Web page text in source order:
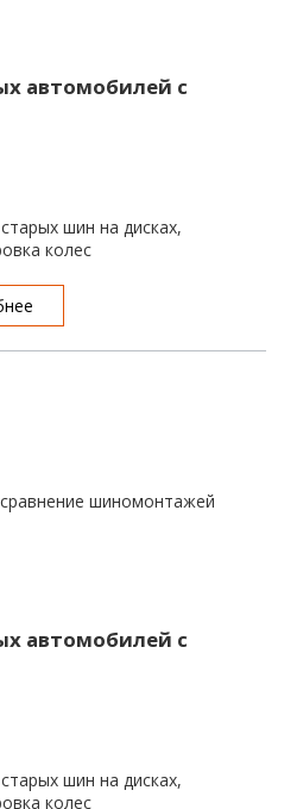
автомобилей с
шин на дисках,
колес
автомобилей с
шин на дисках,
колес